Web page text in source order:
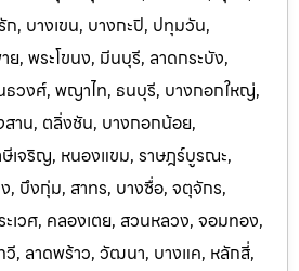
, บางเขน, บางกะปิ, ปทุมวัน,
, พระโขนง, มีนบุรี, ลาดกระบัง,
ธวงศ์, พญาไท, ธนบุรี, บางกอกใหญ่,
สาน, ตลิ่งชัน, บางกอกน้อย,
เจริญ, หนองแขม, ราษฎร์บูรณะ,
, บึงกุ่ม, สาทร, บางซื่อ, จตุจักร,
เวศ, คลองเตย, สวนหลวง, จอมทอง,
วี, ลาดพร้าว, วัฒนา, บางแค, หลักสี่,